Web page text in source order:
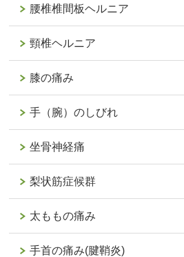
腰椎椎間板ヘルニア
頸椎ヘルニア
膝の痛み
手（腕）のしびれ
坐骨神経痛
梨状筋症候群
太ももの痛み
手首の痛み(腱鞘炎)